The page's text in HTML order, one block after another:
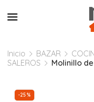
Inicio BAZAR
SALEROS
Molinillo
-25%